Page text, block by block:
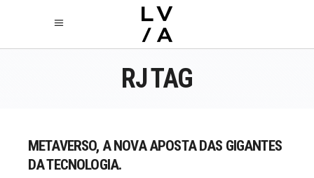
RJ TAG
METAVERSO, A NOVA APOSTA DAS GIGANTES
DA TECNOLOGIA.